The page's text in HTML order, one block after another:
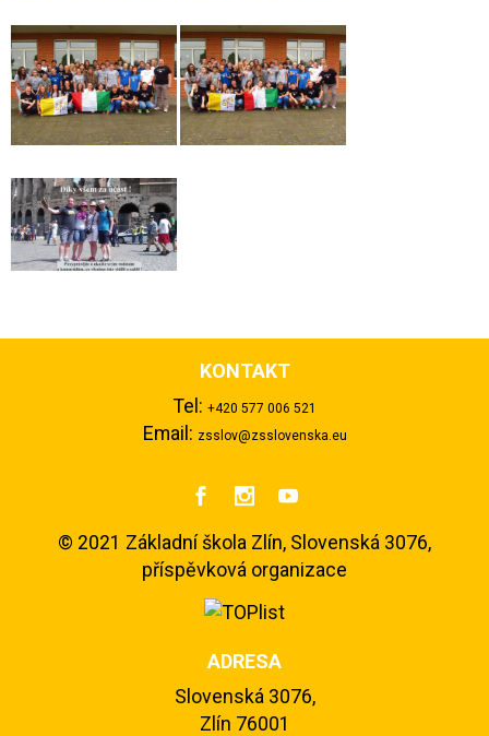
KONTAKT
Tel: +420 577 006 521
Email: zsslov@zsslovenska.eu
  
© 2021 Základní škola Zlín, Slovenská 3076,
příspěvková organizace
ADRESA
Slovenská 3076,
Zlín 76001